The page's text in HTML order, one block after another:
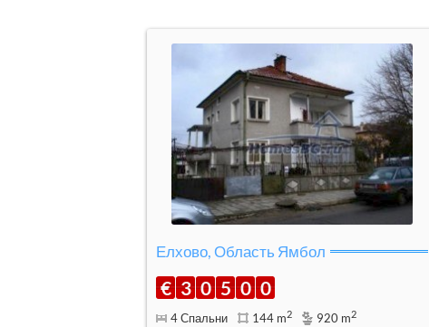
Елхово, Область Ямбол
€ 3 0 5 0 0
4 Спальни 144 m2 920 m2